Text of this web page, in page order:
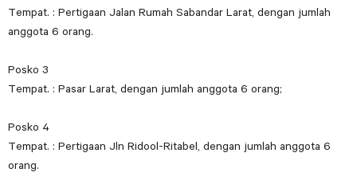
Tempat. : Pertigaan Jalan Rumah Sabandar Larat, dengan jumlah
anggota 6 orang.
Posko 3
Tempat. : Pasar Larat, dengan jumlah anggota 6 orang;
Posko 4
Tempat. : Pertigaan Jln Ridool-Ritabel, dengan jumlah anggota 6
orang.